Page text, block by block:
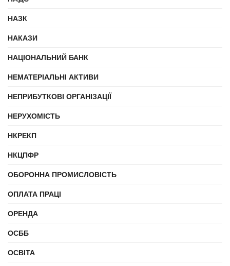
НАЗК
НАКАЗИ
НАЦІОНАЛЬНИЙ БАНК
НЕМАТЕРІАЛЬНІ АКТИВИ
НЕПРИБУТКОВІ ОРГАНІЗАЦІЇ
НЕРУХОМІСТЬ
НКРЕКП
НКЦПФР
ОБОРОННА ПРОМИСЛОВІСТЬ
ОПЛАТА ПРАЦІ
ОРЕНДА
ОСББ
ОСВІТА